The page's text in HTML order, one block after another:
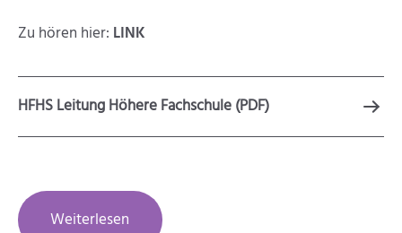
Zu hören hier: LINK
HFHS Leitung Höhere Fachschule (PDF)
Weiterlesen